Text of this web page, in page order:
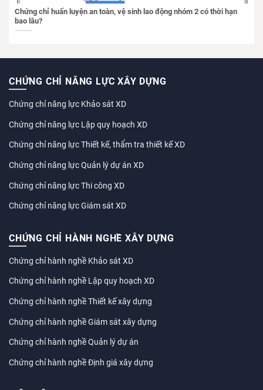
Chứng chỉ huấn luyện an toàn, vệ sinh lao động nhóm 2 có thời hạn
bao lâu?
CHỨNG CHỈ NĂNG LỰC XÂY DỰNG
Chứng chỉ năng lực Khảo sát XD
Chứng chỉ năng lực Lập quy hoạch XD
Chứng chỉ năng lực Thiết kế, thẩm tra thiết kế XD
Chứng chỉ năng lực Quản lý dự án XD
Chứng chỉ năng lực Thi công XD
Chứng chỉ năng lực Giám sát XD
CHỨNG CHỈ HÀNH NGHỀ XÂY DỰNG
Chứng chỉ hành nghề Khảo sát XD
Chứng chỉ hành nghề Lập quy hoạch XD
Chứng chỉ hành nghề Thiết kế xây dựng
Chứng chỉ hành nghề Giám sát xây dựng
Chứng chỉ hành nghề Quản lý dự án
Chứng chỉ hành nghề Định giá xây dựng